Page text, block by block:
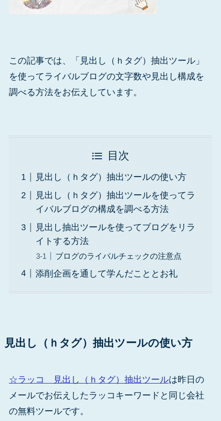
この記事では、「見出し（ｈタグ）抽出ツール」
を使ってライバルブログの文字数や見出し構成を
調べる方法をお伝えしています。
目次
見出し（ｈタグ）抽出ツールの使い方
見出し（ｈタグ）抽出ツールを使ってラ
イバルブログの構成を調べる方法
見出し抽出ツールを使ってブログをリラ
イトする方法
ブログのライバルチェックの注意点
添削企画を通して学んだこととお礼
見出し（ｈタグ）抽出ツールの使い方
☆ラッコ 見出し（ｈタグ）抽出ツールは昨日の
メールでお伝えしたラッコキーワードと同じ会社
の無料ツールです。